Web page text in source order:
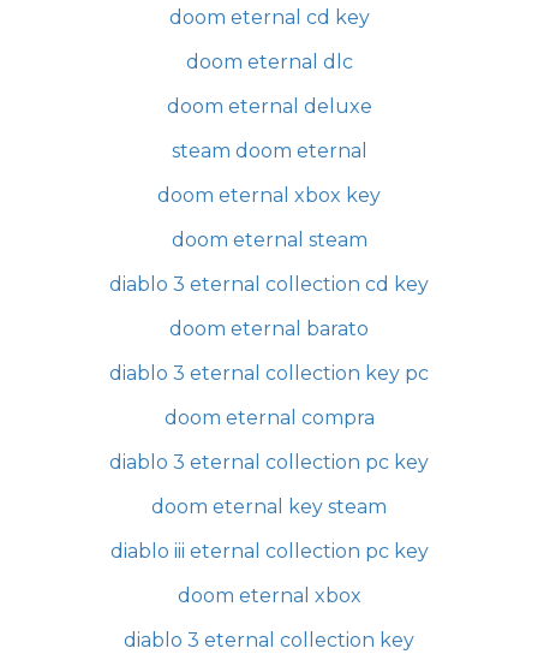
doom eternal cd key
doom eternal dlc
doom eternal deluxe
steam doom eternal
doom eternal xbox key
doom eternal steam
diablo 3 eternal collection cd key
doom eternal barato
diablo 3 eternal collection key pc
doom eternal compra
diablo 3 eternal collection pc key
doom eternal key steam
diablo iii eternal collection pc key
doom eternal xbox
diablo 3 eternal collection key